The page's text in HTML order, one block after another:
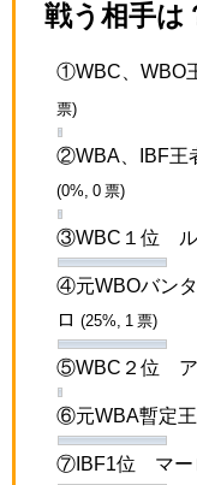
戦う相手は
①WBC、WBO
票)
②WBA、IBF王
(0%, 0 票)
③WBC１位 ル
④元WBOバン
ロ (25%, 1 票)
⑤WBC２位 ア
⑥元WBA暫定
⑦IBF1位 マー